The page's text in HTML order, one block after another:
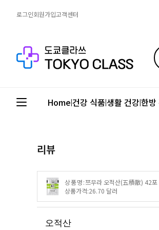
로그인회원가입고객센터
Home|건강 식품|생활 건강|한방
리뷰
상품명:쯔무라 오적산(五積散) 42포
상품가격:26.70 달러
오적산